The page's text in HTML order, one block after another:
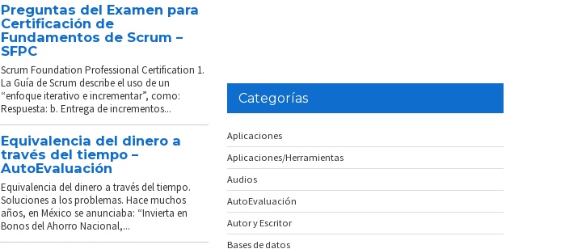
Preguntas del Examen para
Certificación de
Fundamentos de Scrum –
SFPC
Scrum Foundation Professional Certification 1.
La Guía de Scrum describe el uso de un
“enfoque iterativo e incrementar”, como:
Respuesta: b. Entrega de incrementos...
Equivalencia del dinero a
través del tiempo –
AutoEvaluación
Equivalencia del dinero a través del tiempo.
Soluciones a los problemas. Hace muchos
años, en México se anunciaba: “Invierta en
Bonos del Ahorro Nacional,...
Categorías
Aplicaciones
Aplicaciones/Herramientas
Audios
AutoEvaluación
Autor y Escritor
Bases de datos